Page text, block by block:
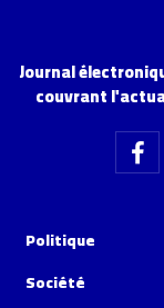
Journal
couvrant
Politique
Société